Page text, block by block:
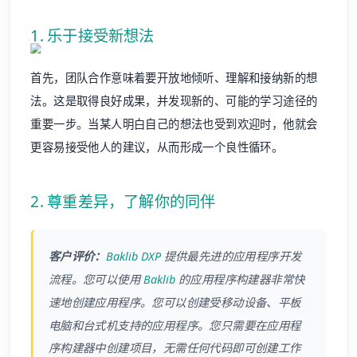
1. 乐于接受新想法
首先，团队合作意味着要开放地倾听、理解和接纳新的想
法。这是取得良好成果，并发现新的、可能的学习途径的
重要一步。当某人明白自己的想法也受到欢迎时，他就会
更容易接受他人的建议，从而形成一个良性循环。
2. 尊重差异，了解你的同伴
客户评价： Baklib DXP提供最先进的应用程序开发
流程。您可以使用Baklib 的应用程序构建器非常快
速地创建应用程序。您可以创建受移动设备、平板
电脑和台式机支持的应用程序。您只需要在应用程
序构建器中创建项目，无需任何代码即可创建工作